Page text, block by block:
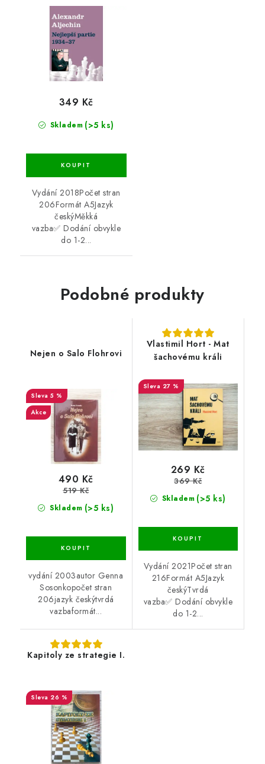
Skladem (>5 ks)
349 Kč
Vydání 2018Počet stran
206Formát A5Jazyk
českýMěkká
vazba✅ Dodání obvykle
do 1-2...
Podobné produkty
Nejen o Salo Flohrovi
5 %
Akce
Skladem (>5 ks)
490 Kč
519 Kč
vydání 2003autor Genna
Sosonkopočet stran
206jazyk českýtvrdá
vazbaformát...
Vlastimil Hort - Mat
šachovému králi
27 %
Skladem (>5 ks)
269 Kč
369 Kč
Vydání 2021Počet stran
216Formát A5Jazyk
českýTvrdá
vazba✅ Dodání obvykle
do 1-2...
Kapitoly ze strategie I.
26 %